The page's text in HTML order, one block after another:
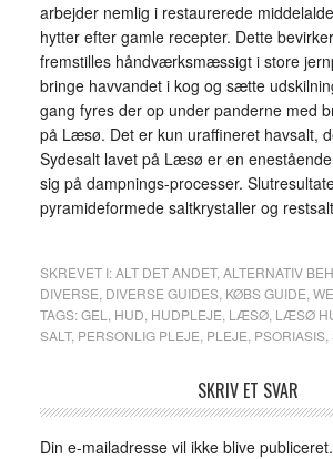
arbejder nemlig i restaurerede
hytter efter gamle recepter. Dette
fremstilles håndværksmæssigt i store
bringe havvandet i kog og sætte
gang fyres der op under panderne med
på Læsø. Det er kun uraffineret havsalt,
Sydesalt lavet på Læsø er en
sig på dampnings-processer.
pyramideformede saltkrystaller og
SKREVET I:ALT DET ANDET, ALTERNATIV
DIVERSE DIVERSE GUIDES, KØBS GUIDE
TAGS:GEL HUD HUDPLEJE LÆSØ, LÆSØ
SALT, PERSONLIG PLEJE PLEJE PSORIASIS,
SKRIV ET SVAR
Din e-mailadresse vil ikke blive publiceret.